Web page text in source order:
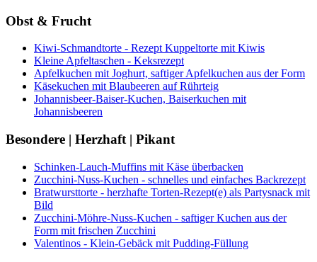
Obst & Frucht
Kiwi-Schmandtorte - Rezept Kuppeltorte mit Kiwis
Kleine Apfeltaschen - Keksrezept
Apfelkuchen mit Joghurt, saftiger Apfelkuchen aus der Form
Käsekuchen mit Blaubeeren auf Rührteig
Johannisbeer-Baiser-Kuchen, Baiserkuchen mit
Johannisbeeren
Besondere | Herzhaft | Pikant
Schinken-Lauch-Muffins mit Käse überbacken
Zucchini-Nuss-Kuchen - schnelles und einfaches Backrezept
Bratwursttorte - herzhafte Torten-Rezept(e) als Partysnack mit
Bild
Zucchini-Möhre-Nuss-Kuchen - saftiger Kuchen aus der
Form mit frischen Zucchini
Valentinos - Klein-Gebäck mit Pudding-Füllung